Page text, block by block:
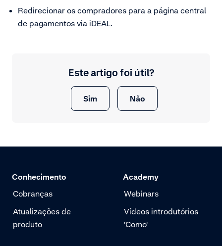
Redirecionar os compradores para a página central
de pagamentos via iDEAL.
Este artigo foi útil?
Sim Não
Conhecimento
Cobranças
Atualizações de
produto
Academy
Webinars
Vídeos introdutórios
'Como'